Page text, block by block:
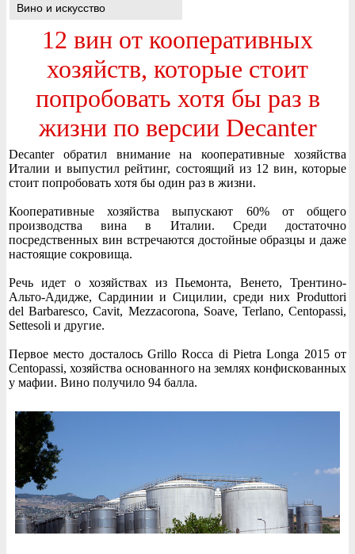
Вино и искусство
12 вин от кооперативных
хозяйств, которые стоит
попробовать хотя бы раз в
жизни по версии Decanter
Decanter обратил внимание на кооперативные хозяйства
Италии и выпустил рейтинг, состоящий из 12 вин, которые
стоит попробовать хотя бы один раз в жизни.
Кооперативные хозяйства выпускают 60% от общего
производства вина в Италии. Среди достаточно
посредственных вин встречаются достойные образцы и даже
настоящие сокровища.
Речь идет о хозяйствах из Пьемонта, Венето, Трентино-
Альто-Адидже, Сардинии и Сицилии, среди них Produttori
del Barbaresco, Cavit, Mezzacorona, Soave, Terlano, Centopassi,
Settesoli и другие.
Первое место досталось Grillo Rocca di Pietra Longa 2015 от
Centopassi, хозяйства основанного на землях конфискованных
у мафии. Вино получило 94 балла.